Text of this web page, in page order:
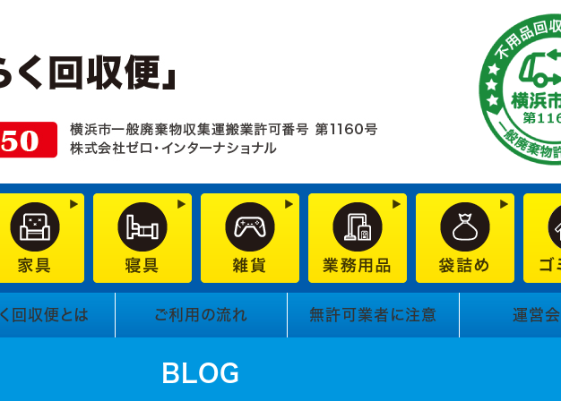
回収便とは ご利用の流れ 無許可業者に注意 運営
BLOG